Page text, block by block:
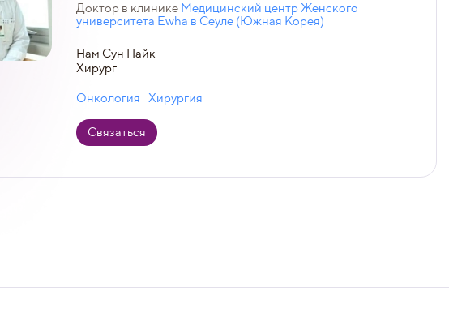
Доктор в клинике Медицинский центр Женского
университета Ewha в Сеуле (Южная Корея)
Нам Сун Пайк
Хирург
Онкология Хирургия
Связаться